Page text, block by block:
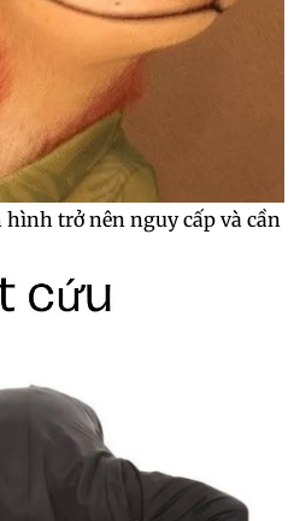
trở nên nguy cấp và cần